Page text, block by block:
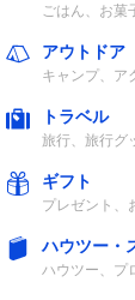
ごはん、お菓
アウトドア
キャンプ、ア
トラベル
旅行、旅行グ
ギフト
プレゼント、
ハウツー・
ハウツー、プ